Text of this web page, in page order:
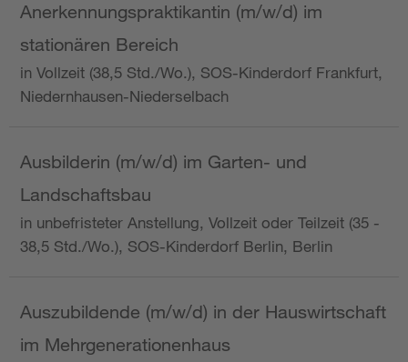
Anerkennungspraktikantin (m/w/d) im
stationären Bereich
in Vollzeit (38,5 Std./Wo.), SOS-Kinderdorf Frankfurt,
Niedernhausen-Niederselbach
Ausbilderin (m/w/d) im Garten- und
Landschaftsbau
in unbefristeter Anstellung, Vollzeit oder Teilzeit (35 -
38,5 Std./Wo.), SOS-Kinderdorf Berlin, Berlin
Auszubildende (m/w/d) in der Hauswirtschaft
im Mehrgenerationenhaus